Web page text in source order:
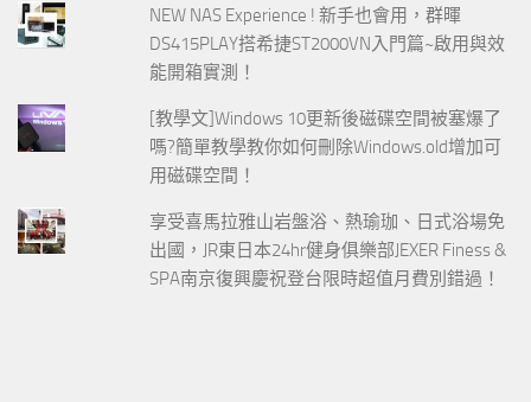
NEW NAS Experience ! 新手也會用，群暉
DS415PLAY搭希捷ST2000VN入門篇~啟用與效
能開箱實測！
[教學文]Windows 10更新後磁碟空間被塞爆了
嗎?簡單教學教你如何刪除Windows.old增加可
用磁碟空間！
享受喜馬拉雅山岩盤浴、熱瑜珈、日式浴場免
出國，JR東日本24hr健身俱樂部JEXER Finess &
SPA南京復興慶祝登台限時超值月費別錯過！